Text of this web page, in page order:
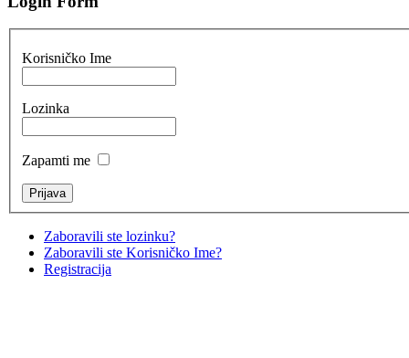
Korisničko Ime
Lozinka
Zapamti me
Zaboravili ste lozinku?
Zaboravili ste Korisničko Ime?
Registracija